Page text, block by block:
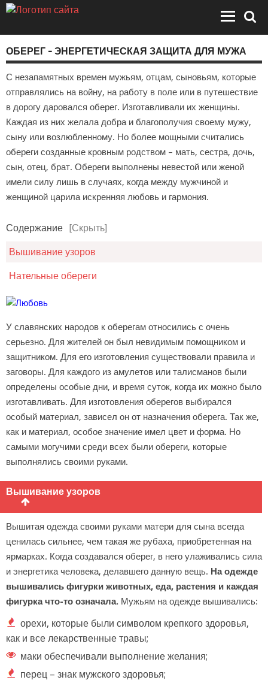
ОБЕРЕГ – ЭНЕРГЕТИЧЕСКАЯ ЗАЩИТА ДЛЯ МУЖА
С незапамятных времен мужьям, отцам, сыновьям, которые
отправлялись на войну, на работу в поле или в путешествие
в дорогу даровался оберег. Изготавливали их женщины.
Каждая из них желала добра и благополучия своему мужу,
сыну или возлюбленному. Но более мощными считались
обереги созданные кровным родством – мать, сестра, дочь,
сын, отец, брат. Обереги выполнены невестой или женой
имели силу лишь в случаях, когда между мужчиной и
женщиной царила искренняя любовь и гармония.
Содержание [Скрыть]
Вышивание узоров
Нательные обереги
У славянских народов к оберегам относились с очень
серьезно. Для жителей он был невидимым помощником и
защитником. Для его изготовления существовали правила и
заговоры. Для каждого из амулетов или талисманов были
определены особые дни, и время суток, когда их можно было
изготавливать. Для изготовления оберегов выбирался
особый материал, зависел он от назначения оберега. Так же,
как и материал, особое значение имел цвет и форма. Но
самыми могучими среди всех были обереги, которые
выполнялись своими руками.
Вышивание узоров
Вышитая одежда своими руками матери для сына всегда
ценилась сильнее, чем такая же рубаха, приобретенная на
ярмарках. Когда создавался оберег, в него улаживались сила
и энергетика человека, делавшего данную вещь. На одежде
вышивались фигурки животных, еда, растения и каждая
фигурка что-то означала. Мужьям на одежде вышивались:
орехи, которые были символом крепкого здоровья,
как и все лекарственные травы;
маки обеспечивали выполнение желания;
перец – знак мужского здоровья;